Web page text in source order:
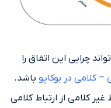
چرایی این اتفاق را
کلامی در بوکاپو باشد.
کلامی از ارتباط کلامی